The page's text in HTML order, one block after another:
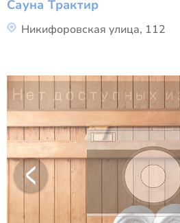
Сауна Трактир
Никифоровская улица, 112